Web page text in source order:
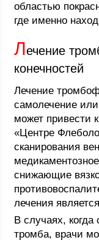
областью
где именно
Лечение
конечностей
Лечение
самолечение
может привести
«Центре
сканирования
снижающие
лечения
В случаях, когда
тромба, врачи